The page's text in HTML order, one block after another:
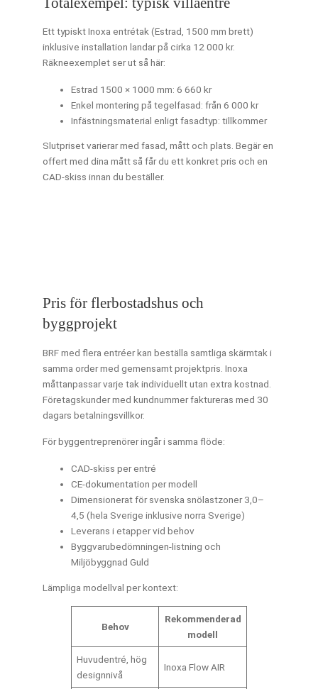
Ett typiskt Inoxa entrétak (Estrad, 1500 mm brett)
inklusive installation landar på cirka 12 000 kr.
Räkneexemplet ser ut så här:
Estrad 1500 × 1000 mm: 6 660 kr
Enkel montering på tegelfasad: från 6 000 kr
Infästningsmaterial enligt fasadtyp: tillkommer
Slutpriset varierar med fasad, mått och plats. Begär en
offert med dina mått så får du ett konkret pris och en
CAD-skiss innan du beställer.
Pris för flerbostadshus och
byggprojekt
BRF med flera entréer kan beställa samtliga skärmtak i
samma order med gemensamt projektpris. Inoxa
måttanpassar varje tak individuellt utan extra kostnad.
Företagskunder med kundnummer faktureras med 30
dagars betalningsvillkor.
För byggentreprenörer ingår i samma flöde:
CAD-skiss per entré
CE-dokumentation per modell
Dimensionerat för svenska snölastzoner 3,0–
4,5 (hela Sverige inklusive norra Sverige)
Leverans i etapper vid behov
Byggvarubedömningen-listning och
Miljöbyggnad Guld
Lämpliga modellval per kontext:
Behov
Rekommenderad
modell
Huvudentré, hög
designnivå
Inoxa Flow AIR